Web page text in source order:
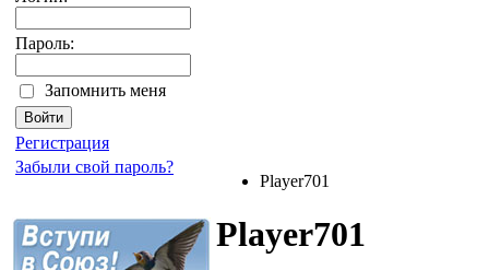
Пароль:
Запомнить меня
Регистрация
Забыли свой пароль?
Player701
Player701